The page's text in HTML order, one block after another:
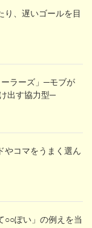
り、遅いゴールを目
ーラーズ」─モブが
出す協力型─
やコマをうまく選ん
○○ぽい」の例えを当